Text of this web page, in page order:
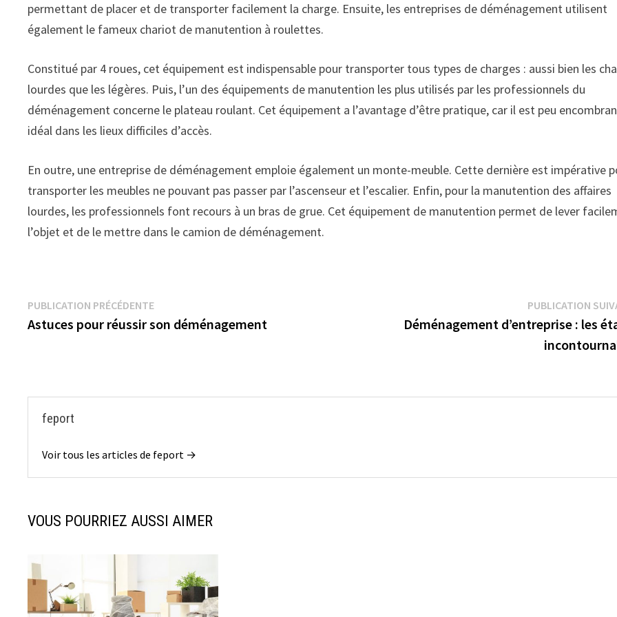
permettant de placer et de transporter facilement la charge. Ensuite, les entreprises de déménagement utilisent
également le fameux chariot de manutention à roulettes.
Constitué par 4 roues, cet équipement est indispensable pour transporter tous types de charges : aussi bien les
lourdes que les légères. Puis, l’un des équipements de manutention les plus utilisés par les professionnels du
déménagement concerne le plateau roulant. Cet équipement a l’avantage d’être pratique, car il est peu
idéal dans les lieux difficiles d’accès.
En outre, une entreprise de déménagement emploie également un monte-meuble. Cette dernière est impérative
transporter les meubles ne pouvant pas passer par l’ascenseur et l’escalier. Enfin, pour la manutention des affaires
lourdes, les professionnels font recours à un bras de grue. Cet équipement de manutention permet de lever
l’objet et de le mettre dans le camion de déménagement.
Navigation
de
PUBLICATION PRÉCÉDENTEPublication
précédente :
Astuces pour réussir son déménagement
PUBLICATION
Déménagement d’entreprise : les
feport
Voir tous les articles de feport →
VOUS POURRIEZ AUSSI AIMER